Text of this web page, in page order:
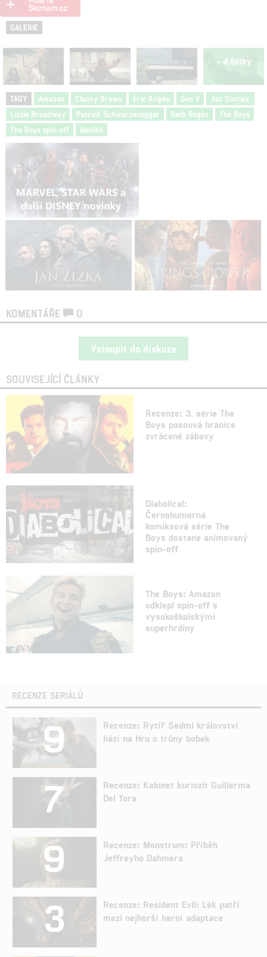
GALERIE
+ 4 fotky
TAGY Amazon Clancy Brown Eric Kripke Gen V
Jaz Sinclair
Lizzie Broadway
Patrick Schwarzenegger Seth Rogen
The Boys
The Boys spin-off
komiks
KOMENTÁŘE 0
Vstoupit do diskuze
SOUVISEJÍCÍ ČLÁNKY
Recenze: 3. série The
Boys posouvá hranice
zvrácené zábavy
Diabolical:
Černohumorná
komiksová série The
Boys dostane animovaný
spin-off
The Boys: Amazon
odklepl spin-off s
vysokoškolskými
superhrdiny
RECENZE SERIÁLŮ
9
Recenze: Rytíř Sedmi království
hází na Hru o trůny bobek
7
Recenze: Kabinet kuriozit Guillerma
Del Tora
9
Recenze: Monstrum: Příběh
Jeffreyho Dahmera
3
Recenze: Resident Evil: Lék patří
mezi nejhorší herní adaptace